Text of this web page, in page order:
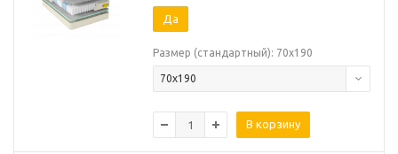
Да
Размер (стандартный): 70х190
70х190
В корзину